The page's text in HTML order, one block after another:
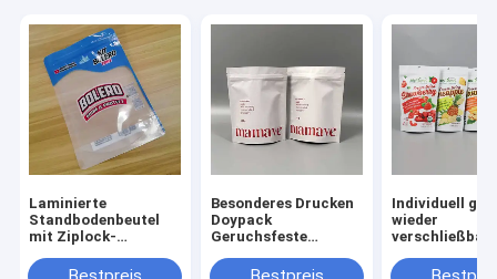
Laminierte
Standbodenbeutel
mit Ziplock-
kundenspezifisch
Besonderes Drucken
Doypack
Geruchsfeste
Reißverschluss
Individuell
wieder
Kunststoff